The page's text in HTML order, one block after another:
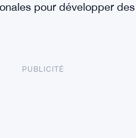
pour développer
PUBLICITÉ